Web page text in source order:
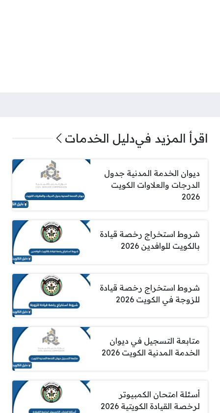
اقرأ المزيد فيدليل الخدمات
ديوان الخدمة المدنية جدول
الدرجات والعلاوات الكويت
2026
شروط استخراج رخصة قيادة
بالكويت للوافدين 2026
شروط استخراج رخصة قيادة
للزوجة في الكويت 2026
متابعة التسجيل في ديوان
الخدمة المدنية الكويت 2026
أسئلة امتحان الكمبيوتر
لرخصة القيادة الكويتية 2026